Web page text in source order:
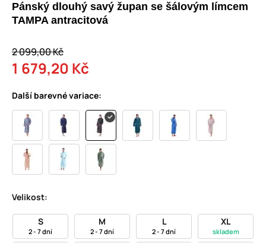
Pánský dlouhý savý župan se šálovým límcem
TAMPA antracitová
2 099,00 Kč
1 679,20 Kč
Další barevné variace:
Velikost:
S
2 - 7 dní
M
2 - 7 dní
L
2 - 7 dní
XL
skladem